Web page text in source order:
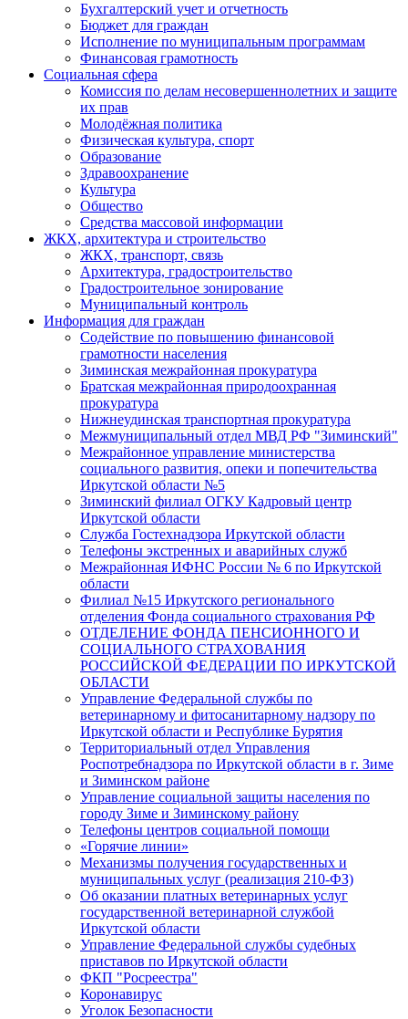
Бухгалтерский учет и отчетность
Бюджет для граждан
Исполнение по муниципальным программам
Финансовая грамотность
Социальная сфера
Комиссия по делам несовершеннолетних и защите
их прав
Молодёжная политика
Физическая культура, спорт
Образование
Здравоохранение
Культура
Общество
Средства массовой информации
ЖКХ, архитектура и строительство
ЖКХ, транспорт, связь
Архитектура, градостроительство
Градостроительное зонирование
Муниципальный контроль
Информация для граждан
Содействие по повышению финансовой
грамотности населения
Зиминская межрайонная прокуратура
Братская межрайонная природоохранная
прокуратура
Нижнеудинская транспортная прокуратура
Межмуниципальный отдел МВД РФ "Зиминский"
Межрайонное управление министерства
социального развития, опеки и попечительства
Иркутской области №5
Зиминский филиал ОГКУ Кадровый центр
Иркутской области
Служба Гостехнадзора Иркутской области
Телефоны экстренных и аварийных служб
Межрайонная ИФНС России № 6 по Иркутской
области
Филиал №15 Иркутского регионального
отделения Фонда социального страхования РФ
ОТДЕЛЕНИЕ ФОНДА ПЕНСИОННОГО И
СОЦИАЛЬНОГО СТРАХОВАНИЯ
РОССИЙСКОЙ ФЕДЕРАЦИИ ПО ИРКУТСКОЙ
ОБЛАСТИ
Управление Федеральной службы по
ветеринарному и фитосанитарному надзору по
Иркутской области и Республике Бурятия
Территориальный отдел Управления
Роспотребнадзора по Иркутской области в г. Зиме
и Зиминском районе
Управление социальной защиты населения по
городу Зиме и Зиминскому району
Телефоны центров социальной помощи
«Горячие линии»
Механизмы получения государственных и
муниципальных услуг (реализация 210-ФЗ)
Об оказании платных ветеринарных услуг
государственной ветеринарной службой
Иркутской области
Управление Федеральной службы судебных
приставов по Иркутской области
ФКП "Росреестра"
Коронавирус
Уголок Безопасности